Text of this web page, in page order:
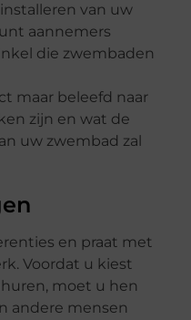
van uw
aannemers
die zwembaden
maar beleefd naar
zijn en wat de
uw zwembad zal
en praat met
Voordat u kiest
moet u hen
andere mensen